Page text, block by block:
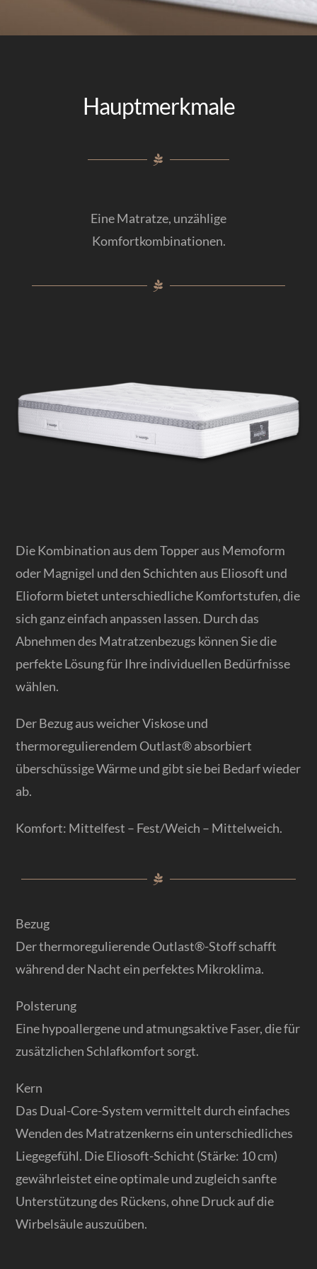
Hauptmerkmale
Eine Matratze, unzählige
Komfortkombinationen.
Die Kombination aus dem Topper aus Memoform
oder Magnigel und den Schichten aus Eliosoft und
Elioform bietet unterschiedliche Komfortstufen, die
sich ganz einfach anpassen lassen. Durch das
Abnehmen des Matratzenbezugs können Sie die
perfekte Lösung für Ihre individuellen Bedürfnisse
wählen.
Der Bezug aus weicher Viskose und
thermoregulierendem Outlast® absorbiert
überschüssige Wärme und gibt sie bei Bedarf wieder
ab.
Komfort: Mittelfest – Fest/Weich – Mittelweich.
Bezug
Der thermoregulierende Outlast®-Stoff schafft
während der Nacht ein perfektes Mikroklima.
Polsterung
Eine hypoallergene und atmungsaktive Faser, die für
zusätzlichen Schlafkomfort sorgt.
Kern
Das Dual-Core-System vermittelt durch einfaches
Wenden des Matratzenkerns ein unterschiedliches
Liegegefühl. Die Eliosoft-Schicht (Stärke: 10 cm)
gewährleistet eine optimale und zugleich sanfte
Unterstützung des Rückens, ohne Druck auf die
Wirbelsäule auszuüben.